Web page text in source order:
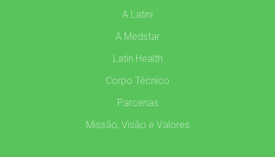
A Latini
A Medstar
Latin Health
Corpo Técnico
Parcerias
Missão, Visão e Valores